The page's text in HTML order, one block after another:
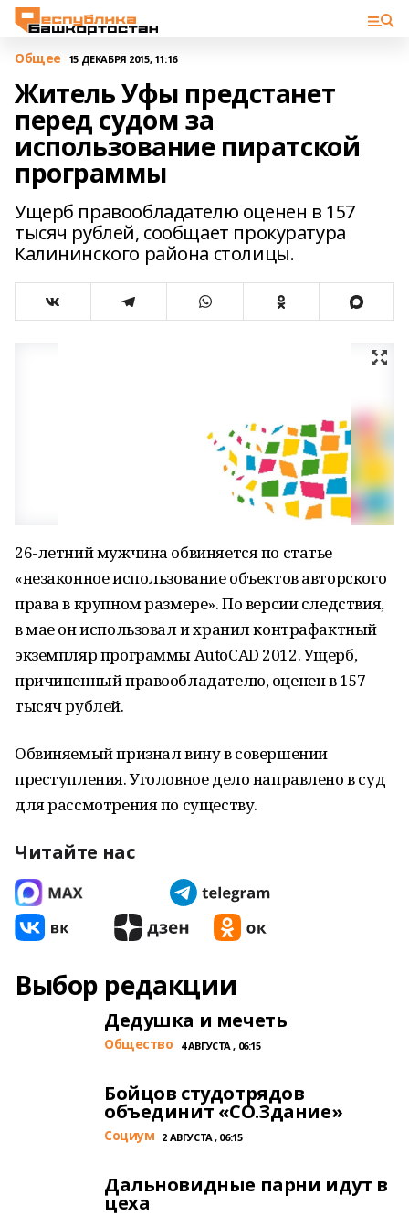
Общее 15 ДЕКАБРЯ 2015, 11:16
Житель Уфы предстанет
перед судом за
использование пиратской
программы
Ущерб правообладателю оценен в 157
тысяч рублей, сообщает прокуратура
Калининского района столицы.
26-летний мужчина обвиняется по статье
«незаконное использование объектов авторского
права в крупном размере». По версии следствия,
в мае он использовал и хранил контрафактный
экземпляр программы AutoCAD 2012. Ущерб,
причиненный правообладателю, оценен в 157
тысяч рублей.
Обвиняемый признал вину в совершении
преступления. Уголовное дело направлено в суд
для рассмотрения по существу.
Читайте нас
Выбор редакции
Дедушка и мечеть
Общество 4 АВГУСТА , 06:15
Бойцов студотрядов
объединит «СО.Здание»
Cоциум 2 АВГУСТА , 06:15
Дальновидные парни идут в
цеха